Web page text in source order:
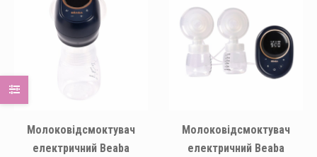
Молоковідсмоктувач
електричний Beaba
Молоковідсмоктувач
електричний Beaba